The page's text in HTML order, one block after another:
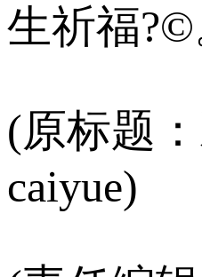
生祈福?©
(原标题
caiyue)